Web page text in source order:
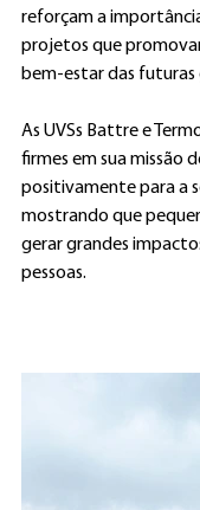
reforçam a
projetos que
bem-estar das futuras
As UVSs Battre e
firmes em sua missão
positivamente para a
mostrando que
gerar grandes
pessoas.